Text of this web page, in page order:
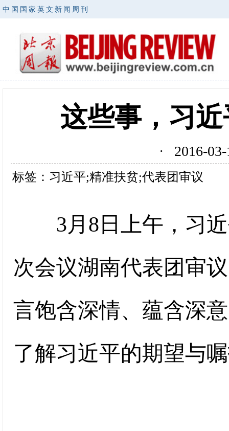
中国国家英文新闻周刊
这些事，习
· 2016-
标签：习近平;精准扶贫;代表团审议
3月8日上午，习近
次会议湖南代表团审
言饱含深情、蕴含深
了解习近平的期望与